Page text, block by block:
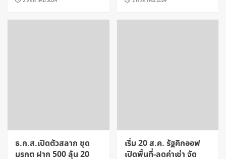
ธ.ก.ส.เปิดตัวสลาก ชุด
มรกต ฝาก 500 ลุ้น 20
เริ่ม 20 ส.ค. รัฐคิกออฟ
เปิดพื้นที่-ลดค่าเช่า จัด